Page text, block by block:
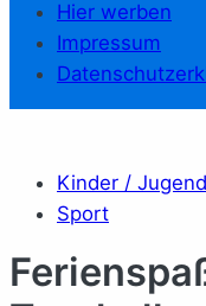
Hier werben
Impressum
Kinder / Jugend
Sport